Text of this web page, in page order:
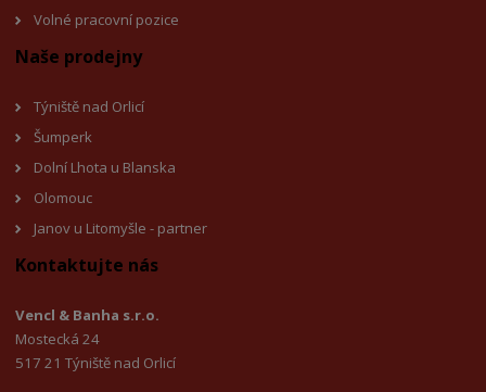
Volné pracovní pozice
Naše prodejny
Týniště nad Orlicí
Šumperk
Dolní Lhota u Blanska
Olomouc
Janov u Litomyšle - partner
Kontaktujte nás
Vencl & Banha s.r.o.
Mostecká 24
517 21 Týniště nad Orlicí